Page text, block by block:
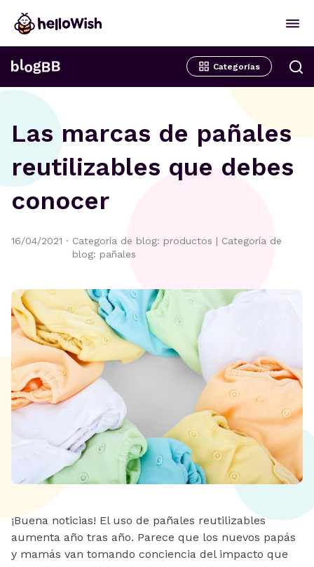
Categorías
Las marcas de pañales
reutilizables que debes
conocer
16/04/2021 · Categoría de blog: productos | Categoría de
blog: pañales
¡Buena noticias! El uso de pañales reutilizables
aumenta año tras año. Parece que los nuevos papás
y mamás van tomando conciencia del impacto que